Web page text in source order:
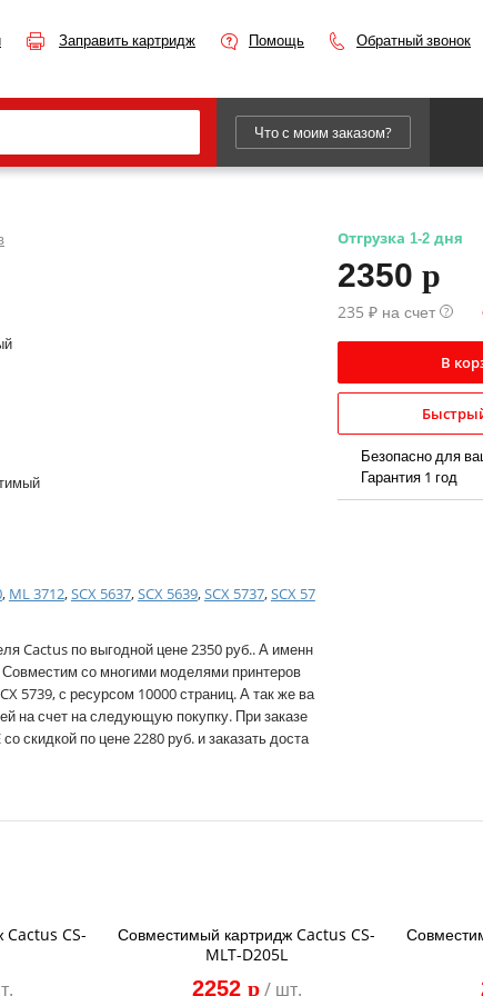
Заправить картридж Помощь Обратный звонок
Для франкировальной машины
Что с моим заказом?
, ML 3712,SCX 5637,SCX 5639,SCX 5737,SCX 57
Cactus по выгодной цене 2350 руб.. А именн
со многими моделями принтеров
5739, с ресурсом 10000 страниц. А так же ва
на счет на следующую покупку. При заказе
скидкой по цене 2280 руб. и заказать доста
Отгрузка 1-2 дня
2350p
235 ₽ на счет ?
В
Безопасно для
Гарантия 1 год
CS-
Совместимый картридж Cactus CS-
MLT-D205L
2252 p/ шт.